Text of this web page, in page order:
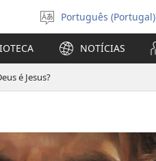
Selecionar
Língua
Português (Portugal)
NOTÍCIAS
é Jesus?